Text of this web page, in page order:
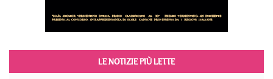
LE NOTIZIE PIÙ LETTE